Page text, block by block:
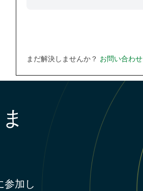
まだ解決しませんか？ お問い合わせ
参加し